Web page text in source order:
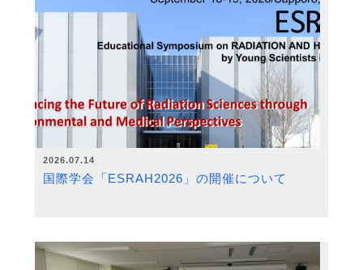
2026.07.14
国際学会「ESRAH2026」の開催について